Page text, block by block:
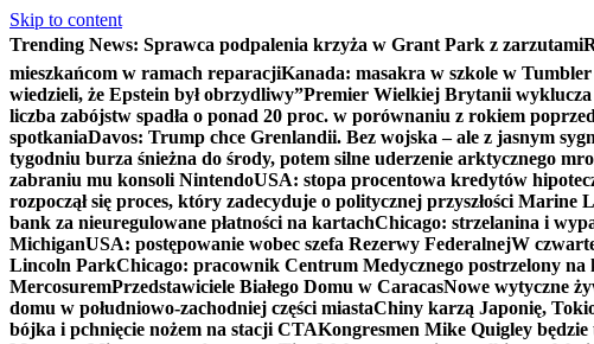
Skip to content
Trending News: Sprawca podpalenia krzyża w Grant Park z zarzutami
mieszkańcom w ramach reparacjiKanada: masakra w szkole w
wiedzieli, że Epstein był obrzydliwy”Premier Wielkiej Brytanii wyklucza
liczba zabójstw spadła o ponad 20 proc. w porównaniu z rokiem
spotkaniaDavos: Trump chce Grenlandii. Bez wojska – ale z jasnym
tygodniu burza śnieżna do środy, potem silne uderzenie arktycznego
zabraniu mu konsoli NintendoUSA: stopa procentowa kredytów
rozpoczął się proces, który zadecyduje o politycznej przyszłości Marine
bank za nieuregulowane płatności na kartachChicago: strzelanina i
MichiganUSA: postępowanie wobec szefa Rezerwy FederalnejW
Lincoln ParkChicago: pracownik Centrum Medycznego postrzelony na
MercosuremPrzedstawiciele Białego Domu w CaracasNowe wytyczne
domu w południowo-zachodniej części miastaChiny karzą Japonię,
bójka i pchnięcie nożem na stacji CTAKongresmen Mike Quigley